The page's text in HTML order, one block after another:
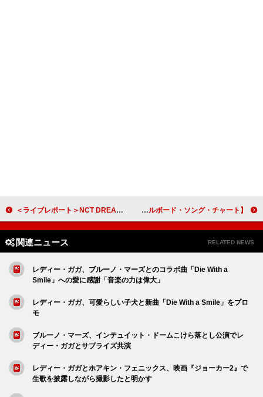
＜ライブレポート＞NCT DREAM、初の【SUMMER SONIC 2024】で熱いステージを披露 【米ビルボード・ソング・チャート】シャブージー通算7週目の首位、レディー・ガガ＆ブルーノ・マーズ初登場3位
関連ニュース RELATED NEWS
レディー・ガガ、ブルーノ・マーズとのコラボ曲「Die With a
Smile」への愛に感謝「音楽の力は偉大」
レディー・ガガ、可愛らしい子犬と新曲「Die With a Smile」をプロ
モ
ブルーノ・マーズ、インテュイット・ドームこけら落とし公演でレ
ディー・ガガとサプライズ共演
レディー・ガガとホアキン・フェニックス、映画『ジョーカー2』で
生歌を披露しながら撮影したと明かす